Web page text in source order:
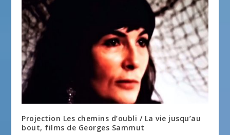
Projection Les chemins d’oubli / La vie jusqu’au
bout, films de Georges Sammut